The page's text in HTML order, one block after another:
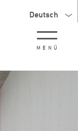
Deutsch
MENÜ